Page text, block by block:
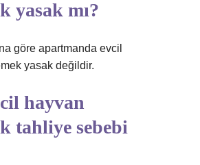
yasak mı?
göre apartmanda evcil
yasak değildir.
hayvan
tahliye sebebi